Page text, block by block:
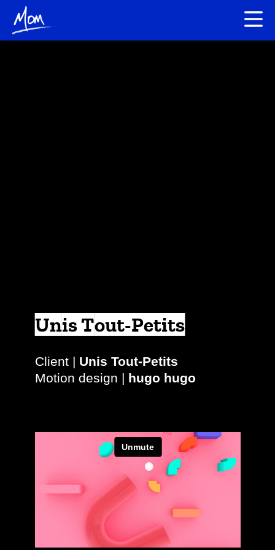
Unis Tout-Petits
Client | Unis Tout-Petits
Motion design | hugo hugo